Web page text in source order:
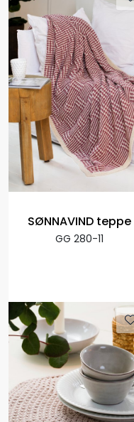
SØNNAVIND teppe
GG 280-11